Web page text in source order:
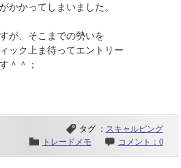
かかってしまいました。
が、そこまでの勢いを
ック上ま待ってエントリー
＾＾；
タグ ： スキャルピング
トレードメモ
コメント：0